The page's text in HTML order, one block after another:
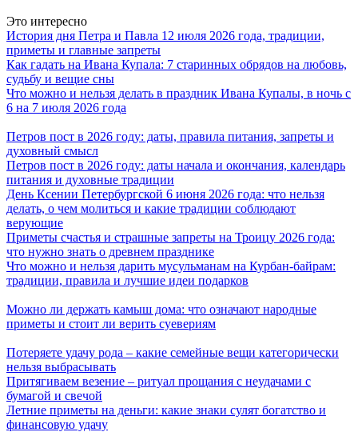
Это интересно
История дня Петра и Павла 12 июля 2026 года, традиции,
приметы и главные запреты
Как гадать на Ивана Купала: 7 старинных обрядов на любовь,
судьбу и вещие сны
Что можно и нельзя делать в праздник Ивана Купалы, в ночь с
6 на 7 июля 2026 года
Петров пост в 2026 году: даты, правила питания, запреты и
духовный смысл
Петров пост в 2026 году: даты начала и окончания, календарь
питания и духовные традиции
День Ксении Петербургской 6 июня 2026 года: что нельзя
делать, о чем молиться и какие традиции соблюдают
верующие
Приметы счастья и страшные запреты на Троицу 2026 года:
что нужно знать о древнем празднике
Что можно и нельзя дарить мусульманам на Курбан-байрам:
традиции, правила и лучшие идеи подарков
Можно ли держать камыш дома: что означают народные
приметы и стоит ли верить суевериям
Потеряете удачу рода – какие семейные вещи категорически
нельзя выбрасывать
Притягиваем везение – ритуал прощания с неудачами с
бумагой и свечой
Летние приметы на деньги: какие знаки сулят богатство и
финансовую удачу